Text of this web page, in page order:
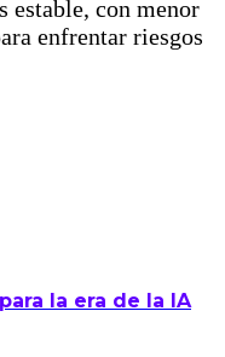
estable, con menor
enfrentar riesgos
la era de la IA